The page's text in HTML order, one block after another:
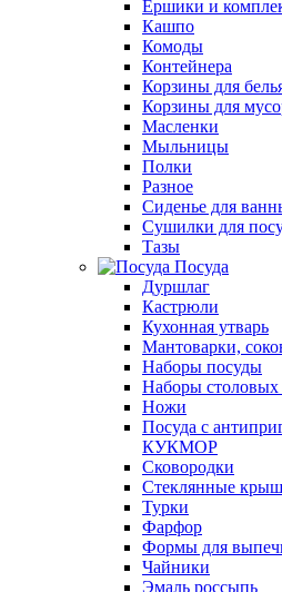
Ершики и
Кашпо
Комоды
Контейнера
Корзины для
Корзины для
Масленки
Мыльницы
Полки
Разное
Сиденье для
Сушилки для
Тазы
Посуда
Дуршлаг
Кастрюли
Кухонная утварь
Мантоварки,
Наборы посуды
Наборы столовых
Ножи
Посуда с
КУКМОР
Сковородки
Стеклянные
Турки
Фарфор
Формы для
Чайники
Эмаль россыпь